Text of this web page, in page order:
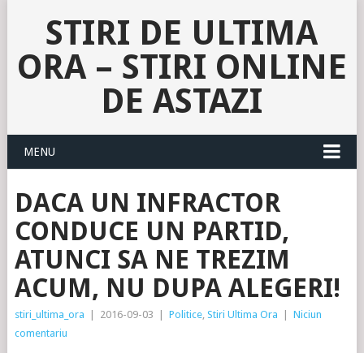
STIRI DE ULTIMA
ORA – STIRI ONLINE
DE ASTAZI
MENU
DACA UN INFRACTOR
CONDUCE UN PARTID,
ATUNCI SA NE TREZIM
ACUM, NU DUPA ALEGERI!
stiri_ultima_ora 2016-09-03 Politice, Stiri Ultima Ora
Niciun
comentariu